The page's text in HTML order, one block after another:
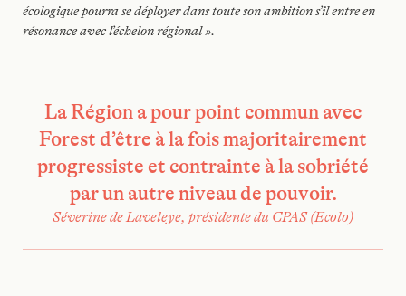
écologique pourra se déployer dans toute son ambition s’il entre en
résonance avec l’échelon régional ».
La Région a pour point commun avec
Forest d’être à la fois majoritairement
progressiste et contrainte à la sobriété
par un autre niveau de pouvoir.
Séverine de Laveleye, présidente du CPAS (Ecolo)